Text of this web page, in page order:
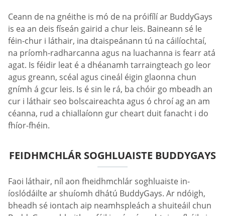
Ceann de na gnéithe is mó de na próifílí ar BuddyGays
is ea an deis físeán gairid a chur leis. Baineann sé le
féin-chur i láthair, ina dtaispeánann tú na cáilíochtaí,
na príomh-radharcanna agus na luachanna is fearr atá
agat. Is féidir leat é a dhéanamh tarraingteach go leor
agus greann, scéal agus cineál éigin glaonna chun
gnímh á gcur leis. Is é sin le rá, ba chóir go mbeadh an
cur i láthair seo bolscaireachta agus ó chroí ag an am
céanna, rud a chiallaíonn gur cheart duit fanacht i do
fhíor-fhéin.
FEIDHMCHLÁR SOGHLUAISTE BUDDYGAYS
Faoi láthair, níl aon fheidhmchlár soghluaiste in-
íoslódáilte ar shuíomh dhátú BuddyGays. Ar ndóigh,
bheadh sé iontach aip neamhspleách a shuiteáil chun